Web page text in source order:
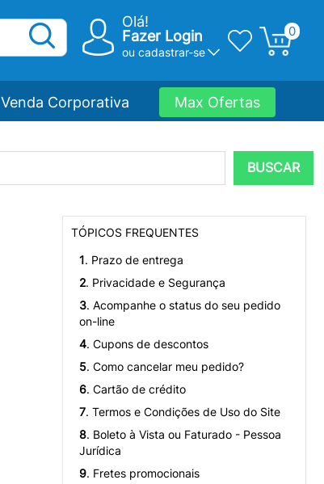
Olá!
Fazer Login
ou cadastrar-se
0
Venda Corporativa Max Ofertas
BUSCAR
TÓPICOS FREQUENTES
1. Prazo de entrega
2. Privacidade e Segurança
3. Acompanhe o status do seu pedido
on-line
4. Cupons de descontos
5. Como cancelar meu pedido?
6. Cartão de crédito
7. Termos e Condições de Uso do Site
8. Boleto à Vista ou Faturado - Pessoa
Jurídica
9. Fretes promocionais